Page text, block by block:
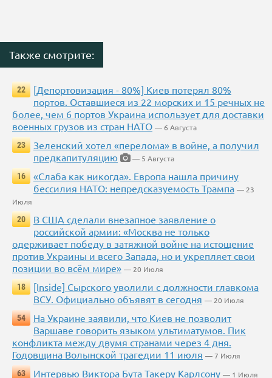
Также смотрите:
22
[Депортовизация - 80%] Киев потерял 80%
портов. Оставшиеся из 22 морских и 15 речных не
более, чем 6 портов Украина использует для доставки
военных грузов из стран НАТО — 6 Августа
23
Зеленский хотел «перелома» в войне, а получил
предкапитуляцию
— 5 Августа
16
«Слаба как никогда». Европа нашла причину
бессилия НАТО: непредсказуемость Трампа — 23
Июля
20
В США сделали внезапное заявление о
российской армии: «Москва не только
одерживает победу в затяжной войне на истощение
против Украины и всего Запада, но и укрепляет свои
позиции во всём мире» — 20 Июля
18
[Inside] Сырского уволили с должности главкома
ВСУ. Официально объявят в сегодня — 20 Июля
54
На Украине заявили, что Киев не позволит
Варшаве говорить языком ультиматумов. Пик
конфликта между двумя странами через 4 дня.
Годовщина Волынской трагедии 11 июля — 7 Июля
63
Интервью Виктора Бута Такеру Карлсону — 1 Июля